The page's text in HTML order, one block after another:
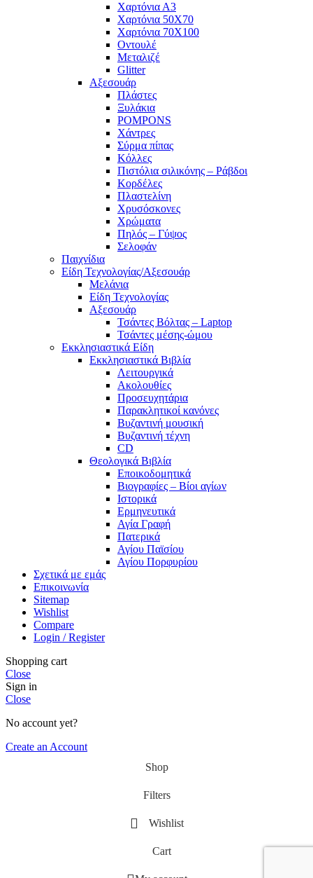
Χαρτόνια Α3
Χαρτόνια 50Χ70
Χαρτόνια 70Χ100
Οντουλέ
Μεταλιζέ
Glitter
Αξεσουάρ
Πλάστες
Ξυλάκια
POMPONS
Χάντρες
Σύρμα πίπας
Κόλλες
Πιστόλια σιλικόνης – Ράβδοι
Κορδέλες
Πλαστελίνη
Χρυσόσκονες
Χρώματα
Πηλός – Γύψος
Σελοφάν
Παιχνίδια
Είδη Τεχνολογίας/Αξεσουάρ
Μελάνια
Είδη Τεχνολογίας
Αξεσουάρ
Τσάντες Βόλτας – Laptop
Τσάντες μέσης-ώμου
Εκκλησιαστικά Είδη
Εκκλησιαστικά Βιβλία
Λειτουργικά
Ακολουθίες
Προσευχητάρια
Παρακλητικοί κανόνες
Βυζαντινή μουσική
Βυζαντινή τέχνη
CD
Θεολογικά Βιβλία
Εποικοδομητικά
Βιογραφίες – Βίοι αγίων
Ιστορικά
Ερμηνευτικά
Αγία Γραφή
Πατερικά
Αγίου Παϊσίου
Αγίου Πορφυρίου
Σχετικά με εμάς
Επικοινωνία
Sitemap
Wishlist
Compare
Login / Register
Shopping cart
Close
Sign in
Close
No account yet?
Create an Account
Shop
Filters
Wishlist
Cart